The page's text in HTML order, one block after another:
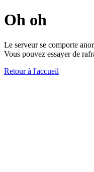
Oh oh
Le serveur se comporte
Vous pouvez essayer de
Retour à l'accueil